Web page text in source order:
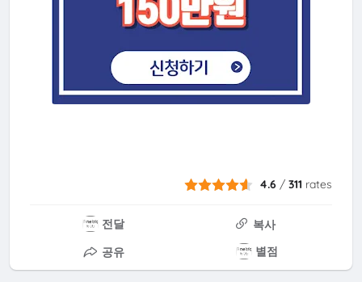
4.6 /311 rates
전달
복사
공유
별점